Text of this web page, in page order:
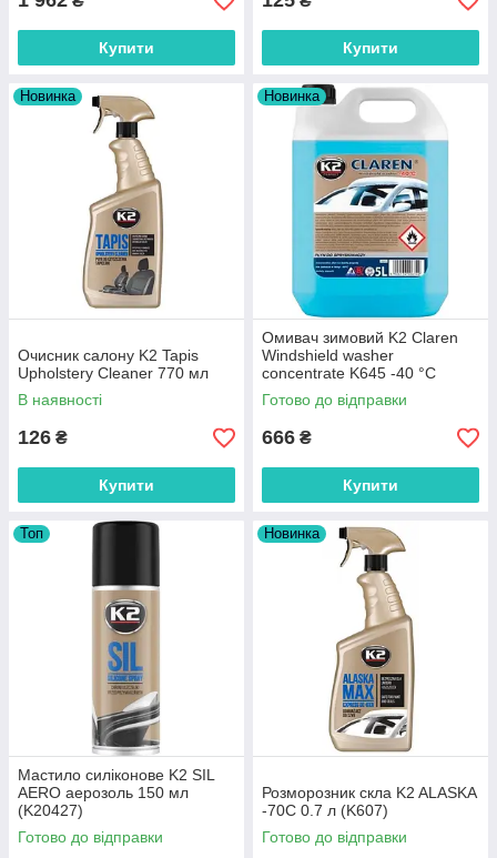
Купити Купити
Новинка
Очисник салону K2 Tapis
Upholstery Cleaner 770 мл
В наявності
126 ₴
Купити
Новинка
Омивач зимовий K2 Claren
Windshield washer
concentrate K645 -40 °C
концентрат для лобового
скла 5 л
Готово до відправки
666 ₴
Купити
Топ
Мастило силіконове K2 SIL
AERO аерозоль 150 мл
(K20427)
Готово до відправки
Новинка
Розморозник скла K2 ALASKA
-70C 0.7 л (K607)
Готово до відправки